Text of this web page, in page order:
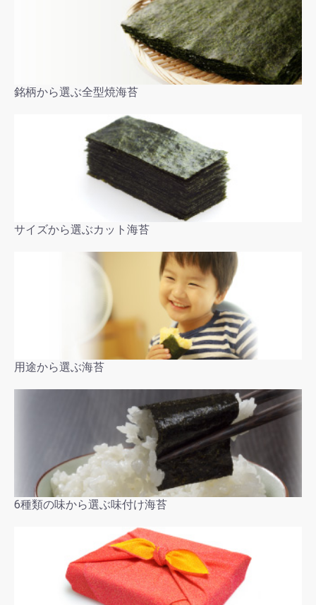
銘柄から選ぶ全型焼海苔
サイズから選ぶカット海苔
用途から選ぶ海苔
6種類の味から選ぶ味付け海苔